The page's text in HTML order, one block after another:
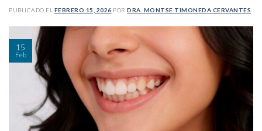
PUBLICADO EL FEBRERO 15, 2026 PORDRA. MONTSE TIMONEDA CERVANTES
15
Feb